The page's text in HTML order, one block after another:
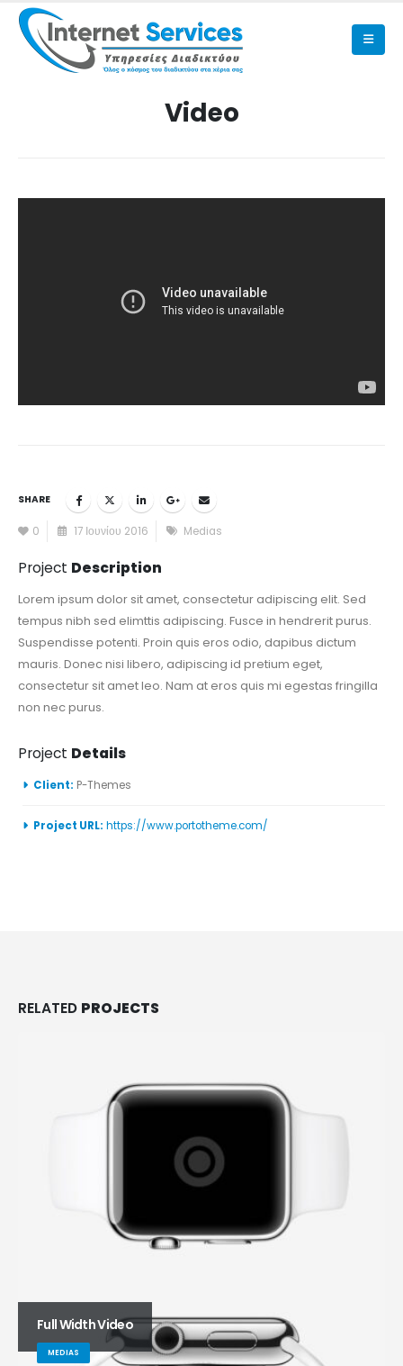
Video
SHARE
0 17 Ιουνίου 2016 Medias
Project Description
Lorem ipsum dolor sit amet, consectetur adipiscing elit. Sed
tempus nibh sed elimttis adipiscing. Fusce in hendrerit purus.
Suspendisse potenti. Proin quis eros odio, dapibus dictum
mauris. Donec nisi libero, adipiscing id pretium eget,
consectetur sit amet leo. Nam at eros quis mi egestas fringilla
non nec purus.
Project Details
Client: P-Themes
Project URL: https://www.portotheme.com/
RELATED PROJECTS
Medias
MEDIAS